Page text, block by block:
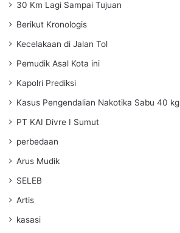
30 Km Lagi Sampai Tujuan
Berikut Kronologis
Kecelakaan di Jalan Tol
Pemudik Asal Kota ini
Kapolri Prediksi
Kasus Pengendalian Nakotika Sabu 40 kg
PT KAI Divre I Sumut
perbedaan
Arus Mudik
SELEB
Artis
kasasi